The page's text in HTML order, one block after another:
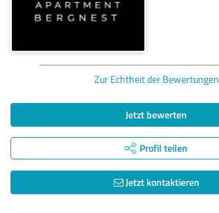
Zur Echtheit der Bewertungen
Jetzt bewerten
Profil teilen
Jetzt kontaktieren